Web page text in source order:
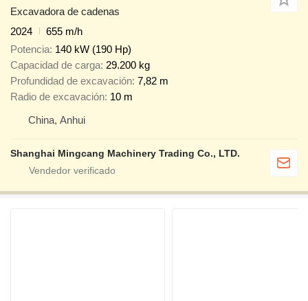
Excavadora de cadenas
2024
655 m/h
Potencia 140 kW (190 Hp)
Capacidad de carga 29.200 kg
Profundidad de excavación 7,82 m
Radio de excavación 10 m
China, Anhui
Shanghai Mingcang Machinery Trading Co., LTD.